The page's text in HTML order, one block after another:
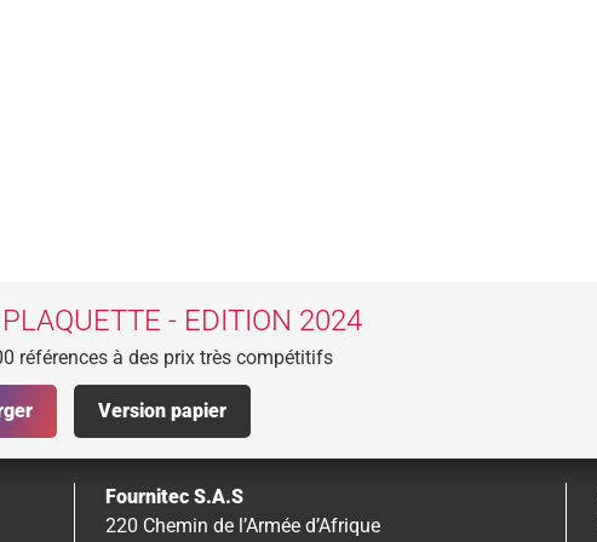
- EDITION 2024
références à des prix très compétitifs
Version papier
Fournitec S.A.S
220 Chemin de l’Armée d’Afrique